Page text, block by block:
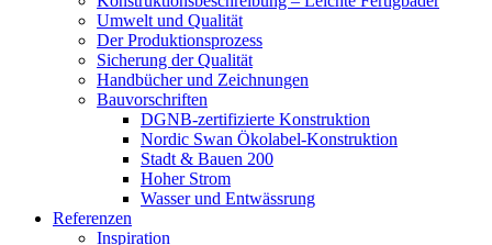
Umwelt und Qualität
Der Produktionsprozess
Sicherung der Qualität
Handbücher und Zeichnungen
Bauvorschriften
DGNB-zertifizierte Konstruktion
Nordic Swan Ökolabel-Konstruktion
Stadt & Bauen 200
Hoher Strom
Wasser und Entwässrung
Referenzen
Inspiration